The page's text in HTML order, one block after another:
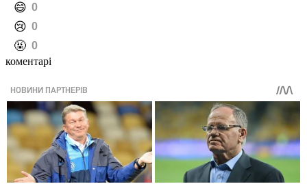
️😄 0
️😢 0
️🤬 0
коментарі